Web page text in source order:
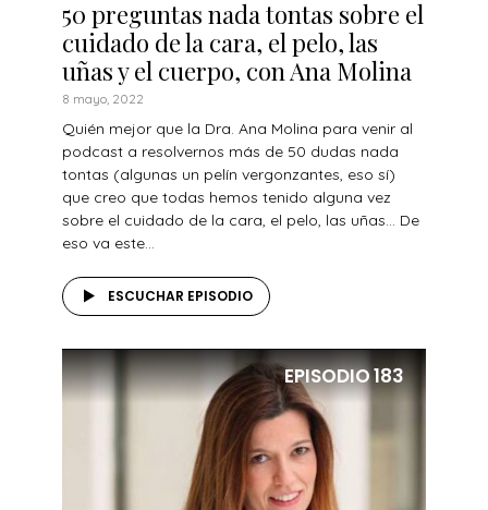
50 preguntas nada tontas sobre el
cuidado de la cara, el pelo, las
uñas y el cuerpo, con Ana Molina
8 mayo, 2022
Quién mejor que la Dra. Ana Molina para venir al
podcast a resolvernos más de 50 dudas nada
tontas (algunas un pelín vergonzantes, eso sí)
que creo que todas hemos tenido alguna vez
sobre el cuidado de la cara, el pelo, las uñas… De
eso va este...
ESCUCHAR EPISODIO
EPISODIO183